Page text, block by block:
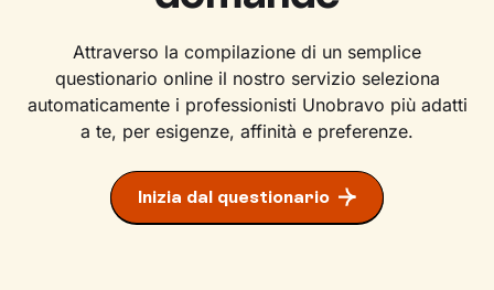
Attraverso la compilazione di un semplice
questionario online il nostro servizio seleziona
automaticamente i professionisti Unobravo più adatti
a te, per esigenze, affinità e preferenze.
Inizia dal questionario